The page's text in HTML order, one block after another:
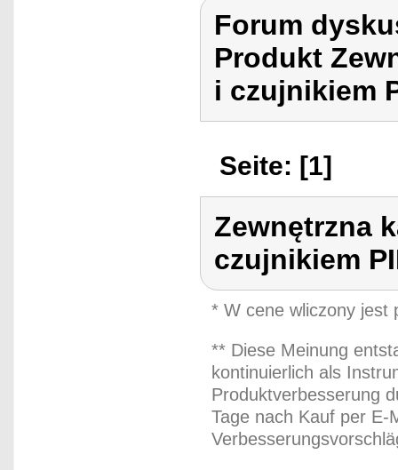
Forum
Produkt
i czujnikiem
Seite: [1]
Zewnętrzna
czujnikiem
* W cene wliczony jest
** Diese Meinung
kontinuierlich als
Produktverbesserung
Tage nach Kauf per E-